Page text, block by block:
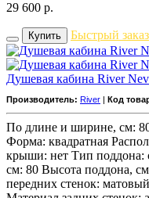
29 600 р.
Купить Быстрый заказ
Душевая кабина River
Производитель: River Код
По длине и ширине, см:
Форма: квадратная
крыши: нет Тип
см: 80 Высота поддона,
передних стенок: